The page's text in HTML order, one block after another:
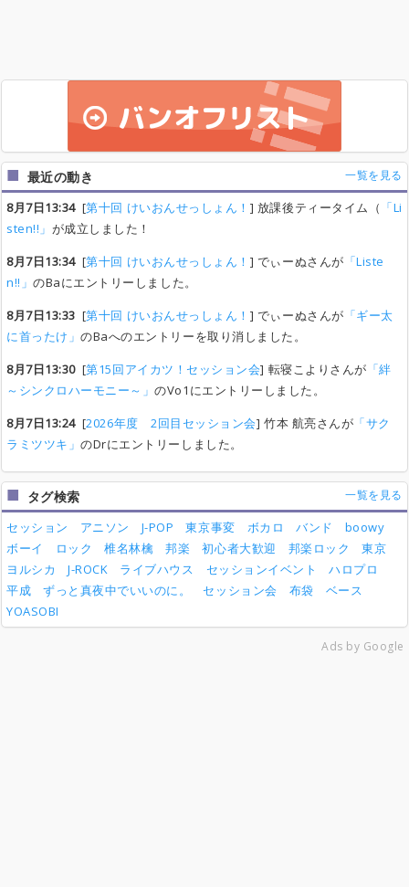
最近の動き 一覧を見る
8月7日13:34[第十回 けいおんせっしょん！ ] 放課後ティータイム（ 「Li
sten!!」 が成立しました！
8月7日13:34[第十回 けいおんせっしょん！ ] でぃーぬさんが 「Liste
n!!」のBaにエントリーしました。
8月7日13:33 [第十回 けいおんせっしょん！ ] でぃーぬさんが 「ギー太
に首ったけ」のBaへのエントリーを取り消しました。
8月7日13:30[第15回アイカツ！セッション会] 転寝こよりさんが 「絆
～シンクロハーモニー～」のVo1にエントリーしました。
8月7日13:24[2026年度 2回目セッション会] 竹本 航亮さんが 「サク
ラミツツキ」のDrにエントリーしました。
タグ検索 一覧を見る
セッション アニソン J-POP 東京事変 ボカロ バンド
boowy
ボーイ
ロック 椎名林檎 邦楽 初心者大歓迎 邦楽ロック
東京
ヨルシカ
J-ROCK ライブハウス セッションイベント
ハロプロ
平成
ずっと真夜中でいいのに。 セッション会 布袋
ベース
YOASOBI
Ads by Google